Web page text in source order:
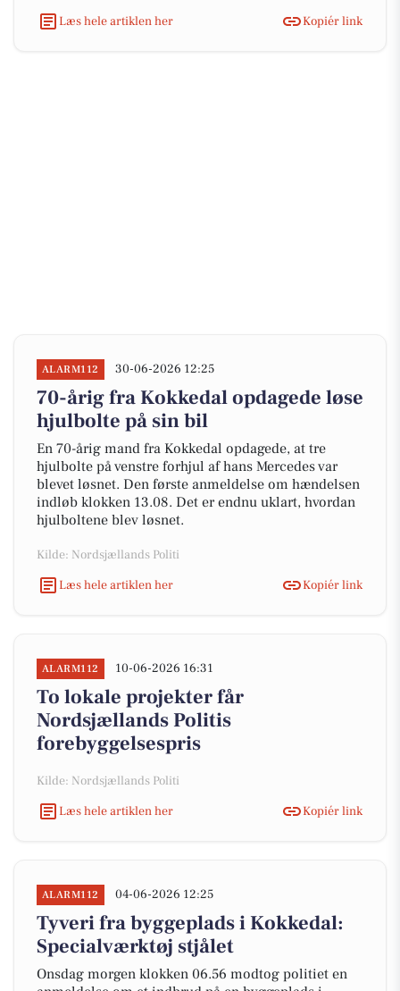
Læs hele artiklen her
Kopiér link
ALARM112 30-06-2026 12:25
70-årig fra Kokkedal opdagede løse
hjulbolte på sin bil
En 70-årig mand fra Kokkedal opdagede, at tre
hjulbolte på venstre forhjul af hans Mercedes var
blevet løsnet. Den første anmeldelse om hændelsen
indløb klokken 13.08. Det er endnu uklart, hvordan
hjulboltene blev løsnet.
Kilde: Nordsjællands Politi
Læs hele artiklen her
Kopiér link
ALARM112 10-06-2026 16:31
To lokale projekter får
Nordsjællands Politis
forebyggelsespris
Kilde: Nordsjællands Politi
Læs hele artiklen her
Kopiér link
ALARM112 04-06-2026 12:25
Tyveri fra byggeplads i Kokkedal:
Specialværktøj stjålet
Onsdag morgen klokken 06.56 modtog politiet en